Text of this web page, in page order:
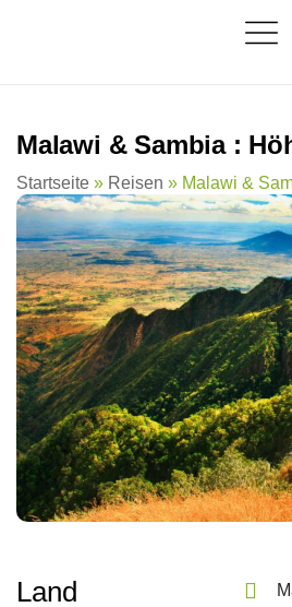
Malawi & Sambia :
Startseite » Reisen » Malawi &
Land